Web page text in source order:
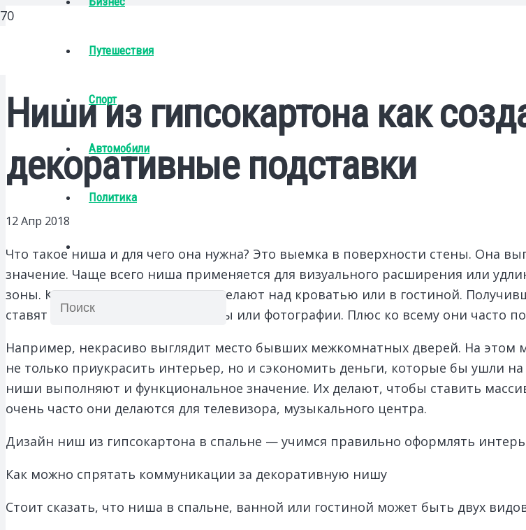
Путешествия
Спорт
Автомобили
Политика
Ниши из гипсокартона как
декоративные подставки
12 Апр 2018
Что такое ниша и для чего она нужна? Это выемка в поверхности стены. Она
значение. Чаще всего ниша применяется для визуального расширения или
зоны. К примеру, ее очень часто делают над кроватью или в гостиной.
ставят на них различные сувениры или фотографии. Плюс ко всему они часто
Например, некрасиво выглядит место бывших межкомнатных дверей. На этом
не только приукрасить интерьер, но и сэкономить деньги, которые бы ушли
ниши выполняют и функциональное значение. Их делают, чтобы ставить
очень часто они делаются для телевизора, музыкального центра.
Дизайн ниш из гипсокартона в спальне — учимся правильно оформлять
Как можно спрятать коммуникации за декоративную нишу
Стоит сказать, что ниша в спальне, ванной или гостиной может быть двух